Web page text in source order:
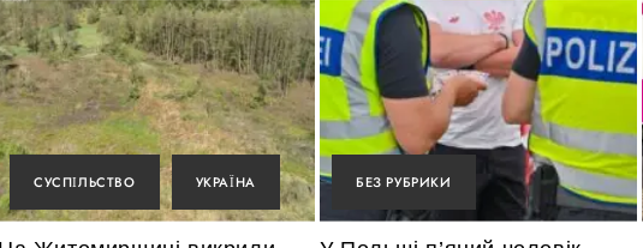
СУСПІЛЬСТВО УКРАЇНА БЕЗ РУБРИКИ